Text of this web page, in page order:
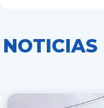
NOTICIAS